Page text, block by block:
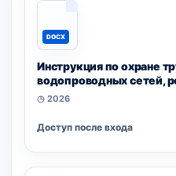
DOCX
Инструкция по охране
водопроводных сетей,
◷ 2026
Доступ после входа